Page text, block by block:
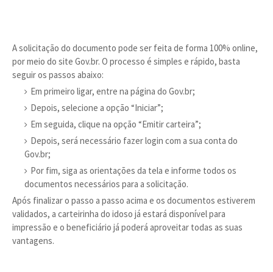
A solicitação do documento pode ser feita de forma 100% online,
por meio do site Gov.br. O processo é simples e rápido, basta
seguir os passos abaixo:
Em primeiro ligar, entre na página do Gov.br;
Depois, selecione a opção “Iniciar”;
Em seguida, clique na opção “Emitir carteira”;
Depois, será necessário fazer login com a sua conta do
Gov.br;
Por fim, siga as orientações da tela e informe todos os
documentos necessários para a solicitação.
Após finalizar o passo a passo acima e os documentos estiverem
validados, a carteirinha do idoso já estará disponível para
impressão e o beneficiário já poderá aproveitar todas as suas
vantagens.